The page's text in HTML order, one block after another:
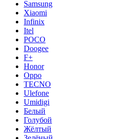
Samsung
Xiaomi
Infinix
Itel
POCO
Doogee
F+
Honor
Oppo
TECNO
Ulefone
Umidigi
Белый
Голубой
Жёлтый